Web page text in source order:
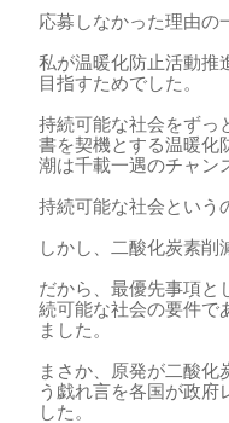
応募しなかった理由の
私が温暖化防止活動推
目指すためでした。
持続可能な社会をずっ
書を契機とする温暖化
潮は千載一遇のチャン
持続可能な社会という
しかし、二酸化炭素削
だから、最優先事項と
続可能な社会の要件で
ました。
まさか、原発が二酸
う戯れ言を各国が政
した。